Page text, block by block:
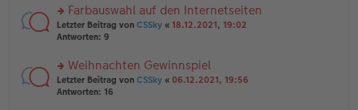
tr
a
g
e
n
er
tr
a
g
n
g
el
e
n
er
rs
te
n
g
el
Farbauswahl auf den Internetseiten
Letzter Beitrag von CSSky « 18.12.2021, 19:02
Antworten: 9
rs
te
Weihnachten Gewinnspiel
Letzter Beitrag von CSSky « 06.12.2021, 19:56
Antworten: 16